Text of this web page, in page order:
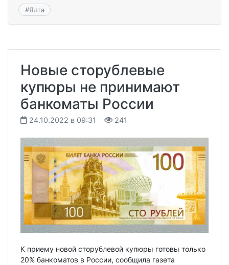
#Ялта
Новые сторублевые
купюры не принимают
банкоматы России
24.10.2022 в 09:31 241
К приему новой сторублевой купюры готовы только
20% банкоматов в России, сообщила газета